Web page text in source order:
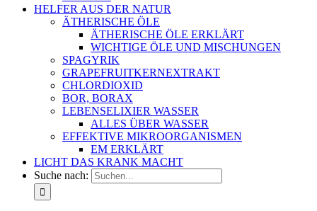
HELFER AUS DER NATUR
ÄTHERISCHE ÖLE
ÄTHERISCHE ÖLE ERKLÄRT
WICHTIGE ÖLE UND MISCHUNGEN
SPAGYRIK
GRAPEFRUITKERNEXTRAKT
CHLORDIOXID
BOR, BORAX
LEBENSELIXIER WASSER
ALLES ÜBER WASSER
EFFEKTIVE MIKROORGANISMEN
EM ERKLÄRT
LICHT DAS KRANK MACHT
Suche nach: